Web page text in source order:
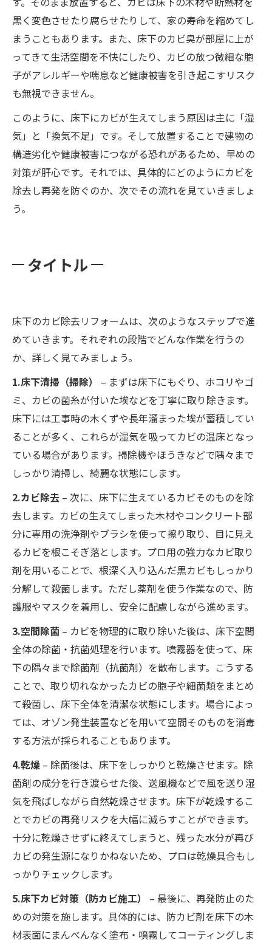
黒く変色させたり腐らせたりして、家の寿命を縮めてし
まうこともあります。また、床下のカビ臭が部屋に上が
ってきて生活空間を不快にしたり、カビの放つ微細な胞
子がアレルギーや喘息など健康被害を引き起こすリスク
も無視できません。
このように、床下にカビが生えてしまう原因は主に「湿
気」と「換気不足」です。そして放置することで建物の
構造劣化や健康被害につながる恐れがあるため、早めの
対策が肝心です。それでは、具体的にどのようにカビを
除去し再発を防ぐのか、次でその流れを見ていきましょ
う。
タイトル
床下のカビ除去リフォームは、次のようなステップで進
めていきます。それぞれの段階でどんな作業を行うの
か、詳しく見てみましょう。
1.床下清掃（掃除）
– まずは床下にもぐり、ホコリやゴ
ミ、カビの菌糸が付いた埃などを丁寧に取り除きます。
床下には工事時の木くずや長年溜まった埃が蓄積してい
ることが多く、これらが湿気を吸ってカビの温床となっ
ている場合があります。掃除機やほうきなどで隅々まで
しっかり清掃し、綺麗な状態にします。
2.カビ除去 – 次に、床下に生えているカビそのものを除
去します。カビの生えてしまった木材やコンクリート部
分に専用の洗浄剤やブラシを使って擦り取り、目に見え
るカビを根こそぎ落とします。プロ用の強力なカビ取り
剤を用いることで、根深く入り込んだ黒カビもしっかり
分解して殺菌します。ただし薬剤を使う作業なので、防
護服やマスクを着用し、安全に配慮しながら進めます。
3.空間除菌 – カビを物理的に取り除いた後は、床下空間
全体の除菌・抗菌処理を行います。噴霧器を使って、床
下の隅々まで除菌剤（抗菌剤）を散布します。こうする
ことで、取り切れなかったカビの胞子や細菌類をまとめ
て殺菌し、床下全体を清潔な状態にします。場合によっ
ては、オゾン発生装置などを用いて空間そのものを消毒
する方法が採られることもあります。
4.乾燥 – 除菌後は、床下をしっかりと乾燥させます。除
菌剤の成分を行き渡らせた後、送風機などで風を送り湿
気を飛ばしながら自然乾燥させます。床下が乾燥するこ
とでカビの再発リスクを大幅に減らすことができます。
十分に乾燥させずに終えてしまうと、残った水分が再び
カビの発生源になりかねないため、プロは乾燥具合もし
っかりチェックします。
5.床下カビ対策（防カビ施工）
– 最後に、再発防止のた
めの対策を施します。具体的には、防カビ剤を床下の木
材表面にまんべんなく塗布・噴霧してコーティングしま